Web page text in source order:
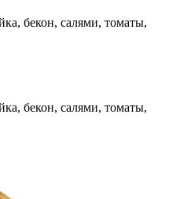
бекон, салями, томаты,
бекон, салями, томаты,